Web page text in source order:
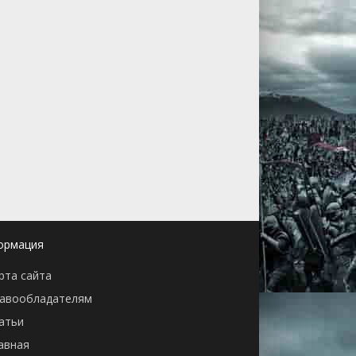
сайта